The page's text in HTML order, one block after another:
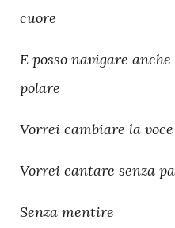
cuore
E posso navigare
polare
Vorrei cambiare la voce
Vorrei cantare senza
Senza mentire